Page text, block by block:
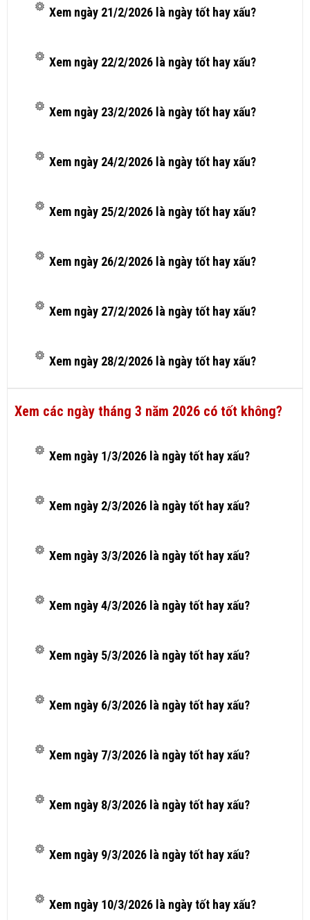
Xem ngày 21/2/2026 là ngày tốt hay xấu?
Xem ngày 22/2/2026 là ngày tốt hay xấu?
Xem ngày 23/2/2026 là ngày tốt hay xấu?
Xem ngày 24/2/2026 là ngày tốt hay xấu?
Xem ngày 25/2/2026 là ngày tốt hay xấu?
Xem ngày 26/2/2026 là ngày tốt hay xấu?
Xem ngày 27/2/2026 là ngày tốt hay xấu?
Xem ngày 28/2/2026 là ngày tốt hay xấu?
Xem các ngày tháng 3 năm 2026 có tốt không?
Xem ngày 1/3/2026 là ngày tốt hay xấu?
Xem ngày 2/3/2026 là ngày tốt hay xấu?
Xem ngày 3/3/2026 là ngày tốt hay xấu?
Xem ngày 4/3/2026 là ngày tốt hay xấu?
Xem ngày 5/3/2026 là ngày tốt hay xấu?
Xem ngày 6/3/2026 là ngày tốt hay xấu?
Xem ngày 7/3/2026 là ngày tốt hay xấu?
Xem ngày 8/3/2026 là ngày tốt hay xấu?
Xem ngày 9/3/2026 là ngày tốt hay xấu?
Xem ngày 10/3/2026 là ngày tốt hay xấu?